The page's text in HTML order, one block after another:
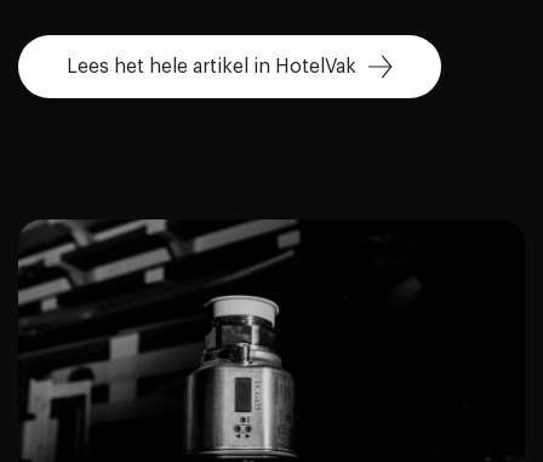
Lees het hele artikel in HotelVak